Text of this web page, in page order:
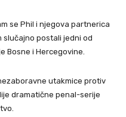
se Phil i njegova partnerica
slučajno postali jedni od
Bosne i Hercegovine.
utakmice protiv
dramatične penal-serije